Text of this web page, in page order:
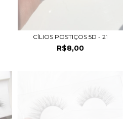
CÍLIOS POSTIÇOS 5D - 21
R$8,00